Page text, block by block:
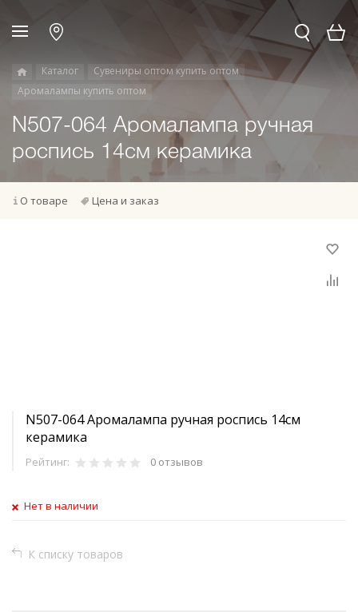
Каталог
Сувениры оптом купить оптом
Аромалампы купить оптом
N507-064 Аромалампа ручная
роспись 14см керамика
О товаре Цена и заказ
N507-064 Аромалампа ручная роспись 14см
керамика
Рейтинг: 0 отзывов
Нет в наличии
К списку товаров